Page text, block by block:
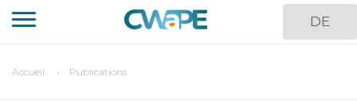
Aller
au
principal
DE
You
Accueil Publications